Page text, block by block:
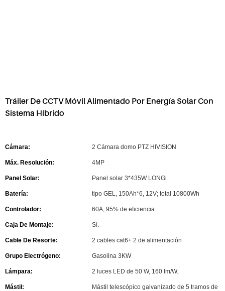
Tráiler De CCTV Móvil Alimentado Por Energía Solar Con
Sistema Híbrido
Cámara: 2 Cámara domo PTZ HIVISION
Máx. Resolución: 4MP
Panel Solar: Panel solar 3*435W LONGi
Batería: tipo GEL, 150Ah*6, 12V; total 10800Wh
Controlador: 60A, 95% de eficiencia
Caja De Montaje: Sí.
Cable De Resorte: 2 cables cat6+ 2 de alimentación
Grupo Electrógeno: Gasolina 3KW
Lámpara: 2 luces LED de 50 W, 160 lm/W.
Mástil:
Mástil telescópico galvanizado de 5 tramos de